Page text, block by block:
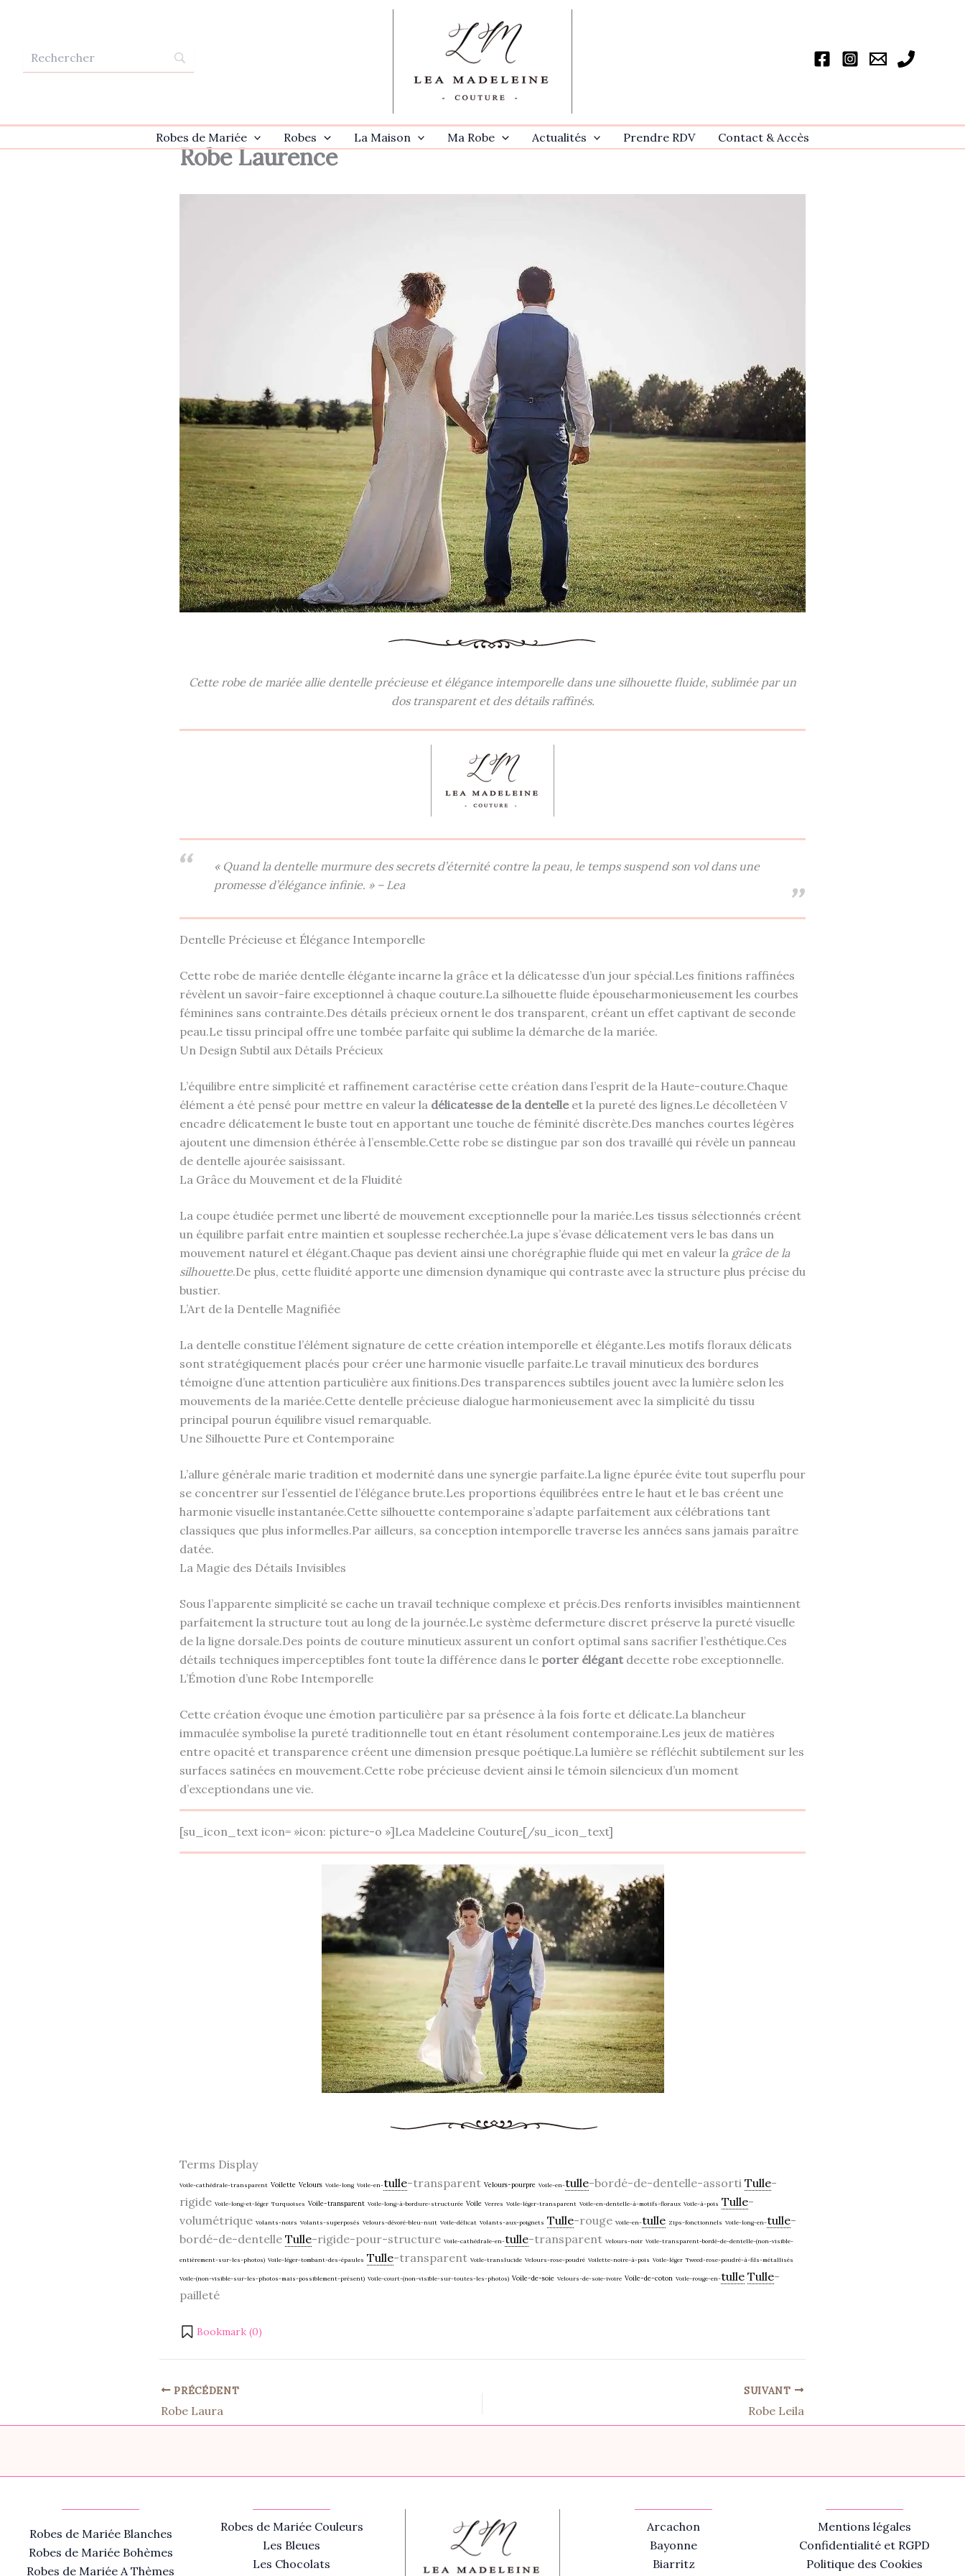
Robes de Mariée Robes La Maison Ma Robe Actualités Prendre RDV Contact & Accѐs
Robe Laurence
Cette robe de mariée allie dentelle précieuse et élégance intemporelle dans une silhouette fluide, sublimée par un
dos transparent et des détails raffinés.
« Quand la dentelle murmure des secrets d’éternité contre la peau, le temps suspend son vol dans une
promesse d’élégance infinie. » – Lea
Dentelle Précieuse et Élégance Intemporelle
Cette robe de mariée dentelle élégante incarne la grâce et la délicatesse d’un jour spécial.Les finitions raffinées
révèlent un savoir-faire exceptionnel à chaque couture.La silhouette fluide épouseharmonieusement les courbes
féminines sans contrainte.Des détails précieux ornent le dos transparent, créant un effet captivant de seconde
peau.Le tissu principal offre une tombée parfaite qui sublime la démarche de la mariée.
Un Design Subtil aux Détails Précieux
L’équilibre entre simplicité et raffinement caractérise cette création dans l’esprit de la Haute-couture.Chaque
élément a été pensé pour mettre en valeur la délicatesse de la dentelleet la pureté des lignes.Le décolletéen V
encadre délicatement le buste tout en apportant une touche de féminité discrète.Des manches courtes légères
ajoutent une dimension éthérée à l’ensemble.Cette robe se distingue par son dos travaillé qui révèle un panneau
de dentelle ajourée saisissant.
La Grâce du Mouvement et de la Fluidité
La coupe étudiée permet une liberté de mouvement exceptionnelle pour la mariée.Les tissus sélectionnés créent
un équilibre parfait entre maintien et souplesse recherchée.La jupe s’évase délicatement vers le bas dans un
mouvement naturel et élégant.Chaque pas devient ainsi une chorégraphie fluide qui met en valeur la grâce de la
silhouette.De plus, cette fluidité apporte une dimension dynamique qui contraste avec la structure plus précise du
bustier.
L’Art de la Dentelle Magnifiée
La dentelle constitue l’élément signature de cette création intemporelle et élégante.Les motifs floraux délicats
sont stratégiquement placés pour créer une harmonie visuelle parfaite.Le travail minutieux des bordures
témoigne d’une attention particulière aux finitions.Des transparences subtiles jouent avec la lumière selon les
mouvements de la mariée.Cette dentelle précieuse dialogue harmonieusement avec la simplicité du tissu
principal pourun équilibre visuel remarquable.
Une Silhouette Pure et Contemporaine
L’allure générale marie tradition et modernité dans une synergie parfaite.La ligne épurée évite tout superflu pour
se concentrer sur l’essentiel de l’élégance brute.Les proportions équilibrées entre le haut et le bas créent une
harmonie visuelle instantanée.Cette silhouette contemporaine s’adapte parfaitement aux célébrations tant
classiques que plus informelles.Par ailleurs, sa conception intemporelle traverse les années sans jamais paraître
datée.
La Magie des Détails Invisibles
Sous l’apparente simplicité se cache un travail technique complexe et précis.Des renforts invisibles maintiennent
parfaitement la structure tout au long de la journée.Le système defermeture discret préserve la pureté visuelle
de la ligne dorsale.Des points de couture minutieux assurent un confort optimal sans sacrifier l’esthétique.Ces
détails techniques imperceptibles font toute la différence dans le porter élégantdecette robe exceptionnelle.
L’Émotion d’une Robe Intemporelle
Cette création évoque une émotion particulière par sa présence à la fois forte et délicate.La blancheur
immaculée symbolise la pureté traditionnelle tout en étant résolument contemporaine.Les jeux de matières
entre opacité et transparence créent une dimension presque poétique.La lumière se réfléchit subtilement sur les
surfaces satinées en mouvement.Cette robe précieuse devient ainsi le témoin silencieux d’un moment
d’exceptiondans une vie.
[su_icon_text icon= »icon: picture-o »]Lea Madeleine Couture[/su_icon_text]
Terms Display
Voile-cathédrale-transparent Voilette Velours Voile-long Voile-en-tulle-transparent Velours-pourpre Voile-en-tulle-bordé-de-dentelle-assorti Tulle-
rigide Voile-long-et-léger Turquoises Voile-transparent Voile-long-à-bordure-structurée Voile Verres Voile-léger-transparent Voile-en-dentelle-à-motifs-floraux Voile-à-pois Tulle-
volumétrique Volants-noirs Volants-superposés Velours-dévoré-bleu-nuit Voile-délicat Volants-aux-poignets Tulle-rouge Voile-en-tulle Zips-fonctionnels Voile-long-en-tulle-
bordé-de-dentelle Tulle-rigide-pour-structure Voile-cathédrale-en-tulle-transparent Velours-noir Voile-transparent-bordé-de-dentelle-(non-visible-
entièrement-sur-les-photos) Voile-léger-tombant-des-épaules Tulle-transparent Voile-translucide Velours-rose-poudré Voilette-noire-à-pois Voile-léger Tweed-rose-poudré-à-fils-métallisés
Voile-(non-visible-sur-les-photos-mais-possiblement-présent) Voile-court-(non-visible-sur-toutes-les-photos) Voile-de-soie Velours-de-soie-ivoire Voile-de-coton Voile-rouge-en-tulle Tulle-
pailleté
Bookmark (0)
PRÉCÉDENT
Robe Laura
SUIVANT
Robe Leila
Robes de Mariée Blanches
Robes de Mariée Bohèmes
Robes de Mariée A Thèmes
Robes de Mariée Couleurs
Les Bleues
Les Chocolats
Arcachon
Bayonne
Biarritz
Mentions légales
Confidentialité et RGPD
Politique des Cookies